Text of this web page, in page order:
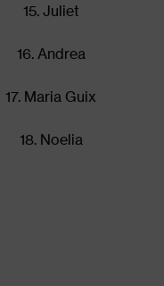
15. Juliet
16. Andrea
17. Maria Guix
18. Noelia